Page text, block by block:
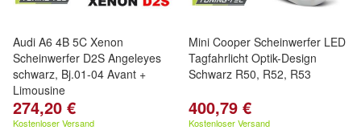
Audi A6 4B 5C Xenon
Scheinwerfer D2S Angeleyes
schwarz, Bj.01-04 Avant +
Limousine
274,20 €
Kostenloser Versand
Mini Cooper Scheinwerfer LED
Tagfahrlicht Optik-Design
Schwarz R50, R52, R53
400,79 €
Kostenloser Versand